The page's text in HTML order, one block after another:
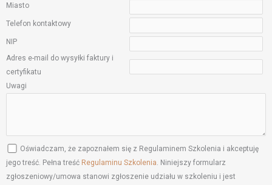
Miasto
Telefon kontaktowy
NIP
Adres e-mail do wysyłki faktury i
certyfikatu
Uwagi
Oświadczam, że zapoznałem się z Regulaminem Szkolenia i akceptuję
jego treść. Pełna treść Regulaminu Szkolenia. Niniejszy formularz
zgłoszeniowy/umowa stanowi zgłoszenie udziału w szkoleniu i jest